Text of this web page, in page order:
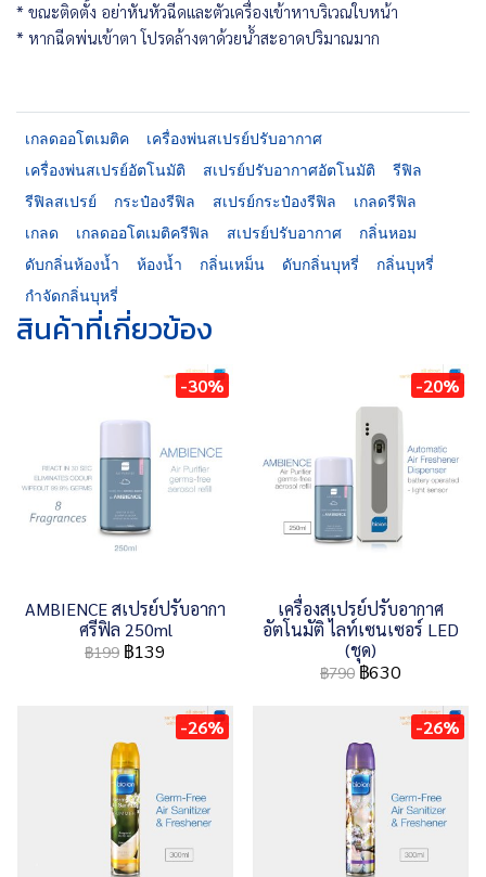
* ขณะติดตั้ง อย่าหันหัวฉีดและตัวเครื่องเข้าหาบริเวณใบหน้า
* หากฉีดพ่นเข้าตา โปรดล้างตาด้วยน้ำสะอาดปริมาณมาก
เกลดออโตเมติค
เครื่องพ่นสเปรย์ปรับอากาศ
เครื่องพ่นสเปรย์อัตโนมัติ
สเปรย์ปรับอากาศอัตโนมัติ
รีฟิล
รีฟิลสเปรย์
กระป๋องรีฟิล สเปรย์กระป๋องรีฟิล
เกลดรีฟิล
เกลด
เกลดออโตเมติครีฟิล สเปรย์ปรับอากาศ
กลิ่นหอม
ดับกลิ่นห้องน้ำ
ห้องน้ำ กลิ่นเหม็น ดับกลิ่นบุหรี่
กลิ่นบุหรี่
กำจัดกลิ่นบุหรี่
สินค้าที่เกี่ยวข้อง
-30%
AMBIENCE สเปรย์ปรับอากา
ศรีฟิล 250ml
฿199 ฿139
-20%
เครื่องสเปรย์ปรับอากาศ
อัตโนมัติ ไลท์เซนเซอร์ LED
(ชุด)
฿790 ฿630
-26% -26%